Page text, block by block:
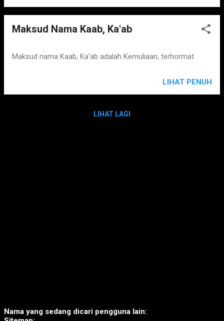
Maksud Nama Kaab, Ka'ab
Maksud nama Kaab, Ka'ab adalah Kemuliaan, terhormat
LIHAT PENUH
LIHAT LAGI
Nama yang sedang dicari pengguna lain: